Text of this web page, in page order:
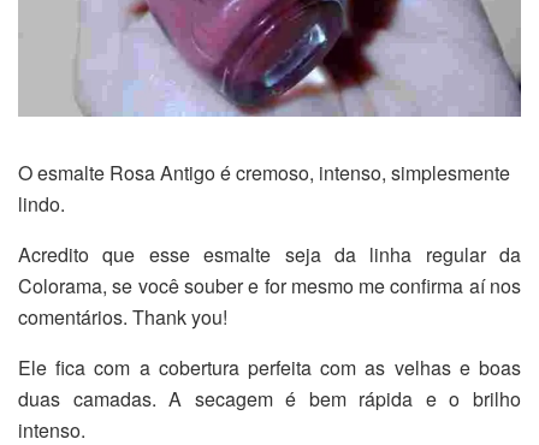
O esmalte Rosa Antigo é cremoso, intenso, simplesmente
lindo.
Acredito que esse esmalte seja da linha regular da
Colorama, se você souber e for mesmo me confirma aí nos
comentários. Thank you!
Ele fica com a cobertura perfeita com as velhas e boas
duas camadas. A secagem é bem rápida e o brilho
intenso.